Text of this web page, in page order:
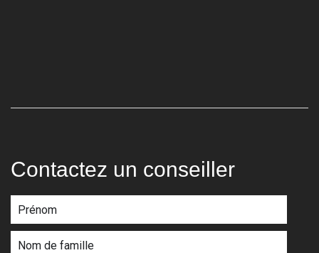
Contactez un conseiller